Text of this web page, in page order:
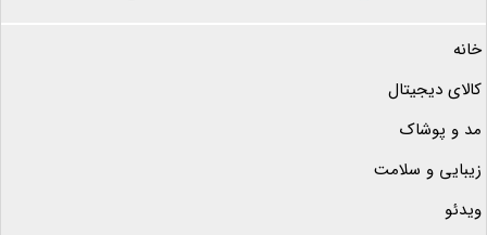
خانه
کالای دیجیتال
مد و پوشاک
زیبایی و سلامت
ویدئو